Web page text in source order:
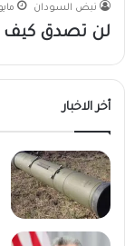
نبض السودان مايو 6,
لن تصدق كيف
أخر الاخبار